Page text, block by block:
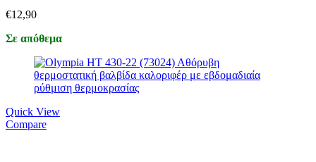
€12,90
Σε απόθεμα
Quick View
Compare